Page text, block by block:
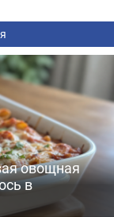
овощная
в